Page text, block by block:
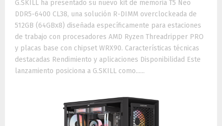
G.SKILL ha presentado su nuevo kit de memoria T5 Neo
DDR5-6400 CL38, una solución R-DIMM overclockeada de
512GB (64GBx8) diseñada específicamente para estaciones
de trabajo con procesadores AMD Ryzen Threadripper PRO
y placas base con chipset WRX90. Características técnicas
destacadas Rendimiento y aplicaciones Disponibilidad Este
lanzamiento posiciona a G.SKILL como......